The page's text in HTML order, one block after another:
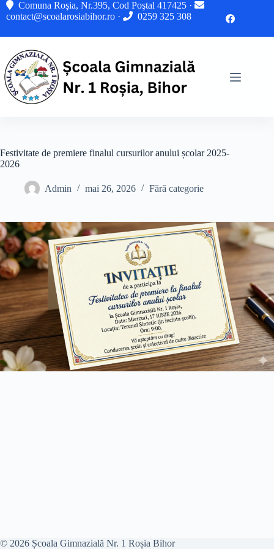
Sari Comuna Roşia, Nr.395, Cod Poştal 417425 ·
contact@scoalarosiabihor.ro · 0259 325 308
Festivitate de premiere finalul cursurilor anului școlar 2025-
2026
Admin mai 26, 2026 Fără categorie
© 2026 Școala Gimnazială Nr. 1 Roșia Bihor